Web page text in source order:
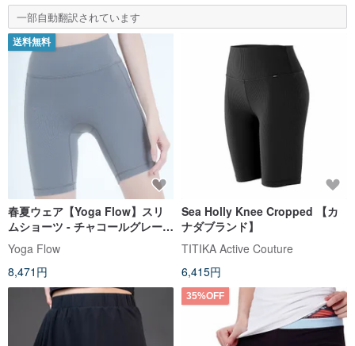
一部自動翻訳されています
送料無料
春夏ウェア【Yoga Flow】スリ
ムショーツ - チャコールグレー
即発送可能
Yoga Flow
8,471円
Sea Holly Knee Cropped 【カ
ナダブランド】
TITIKA Active Couture
6,415円
35%OFF